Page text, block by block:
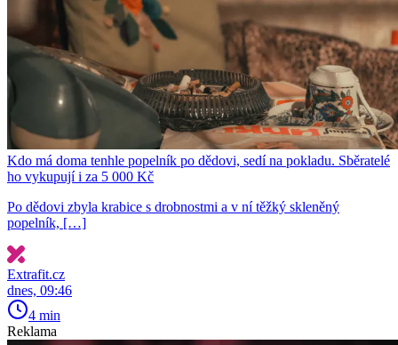
Kdo má doma tenhle popelník po dědovi, sedí na pokladu. Sběratelé
ho vykupují i za 5 000 Kč
Po dědovi zbyla krabice s drobnostmi a v ní těžký skleněný
popelník, […]
Extrafit.cz
dnes, 09:46
4 min
Reklama